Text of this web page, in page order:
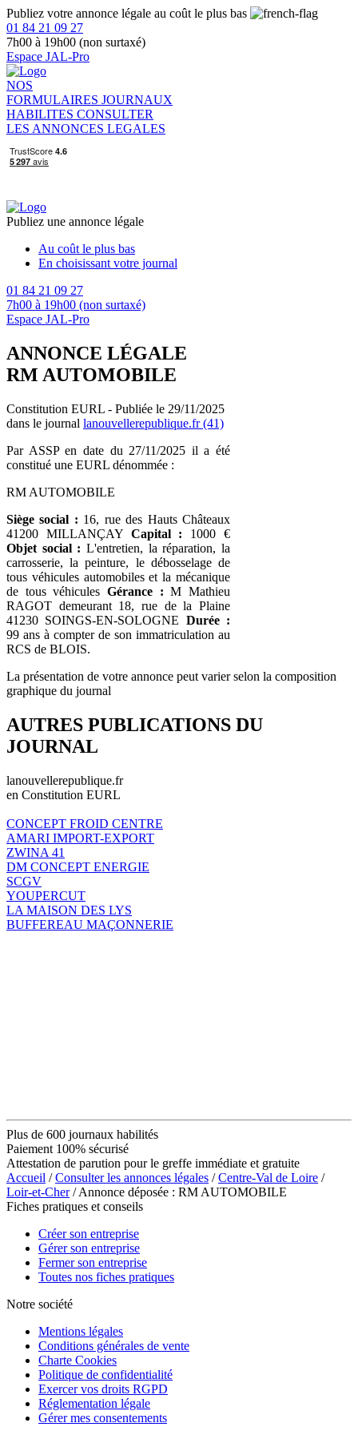
Publiez votre annonce légale au coût le plus bas
01 84 21 09 27
7h00 à 19h00 (non surtaxé)
Espace JAL-Pro
NOS
FORMULAIRES JOURNAUX
HABILITES CONSULTER
LES ANNONCES LEGALES
Publiez une annonce légale
Au coût le plus bas
En choisissant votre journal
01 84 21 09 27
7h00 à 19h00 (non surtaxé)
Espace JAL-Pro
ANNONCE LÉGALE
RM AUTOMOBILE
Constitution EURL - Publiée le 29/11/2025
dans le journal lanouvellerepublique.fr (41)
Par ASSP en date du 27/11/2025 il a été
constitué une EURL dénommée :
RM AUTOMOBILE
Siège social : 16, rue des Hauts Châteaux
41200 MILLANÇAY Capital : 1000 €
Objet social : L'entretien, la réparation, la
carrosserie, la peinture, le débosselage de
tous véhicules automobiles et la mécanique
de tous véhicules Gérance : M Mathieu
RAGOT demeurant 18, rue de la Plaine
41230 SOINGS-EN-SOLOGNE Durée :
99 ans à compter de son immatriculation au
RCS de BLOIS.
La présentation de votre annonce peut varier selon la composition
graphique du journal
AUTRES PUBLICATIONS DU
JOURNAL
lanouvellerepublique.fr
en Constitution EURL
CONCEPT FROID CENTRE
AMARI IMPORT-EXPORT
ZWINA 41
DM CONCEPT ENERGIE
SCGV
YOUPERCUT
LA MAISON DES LYS
BUFFEREAU MAÇONNERIE
Plus de 600 journaux habilités
Paiement 100% sécurisé
Attestation de parution pour le greffe immédiate et gratuite
Accueil /Consulter les annonces légales /Centre-Val de Loire /
Loir-et-Cher/ Annonce déposée : RM AUTOMOBILE
Fiches pratiques et conseils
Créer son entreprise
Gérer son entreprise
Fermer son entreprise
Toutes nos fiches pratiques
Notre société
Mentions légales
Conditions générales de vente
Charte Cookies
Politique de confidentialité
Exercer vos droits RGPD
Réglementation légale
Gérer mes consentements